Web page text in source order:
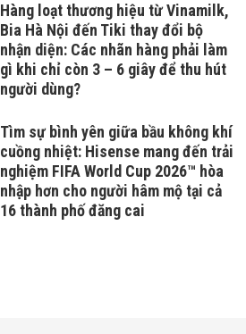
Hàng loạt thương hiệu từ Vinamilk,
Bia Hà Nội đến Tiki thay đổi bộ
nhận diện: Các nhãn hàng phải làm
gì khi chỉ còn 3 – 6 giây để thu hút
người dùng?
Tìm sự bình yên giữa bầu không khí
cuồng nhiệt: Hisense mang đến trải
nghiệm FIFA World Cup 2026™ hòa
nhập hơn cho người hâm mộ tại cả
16 thành phố đăng cai